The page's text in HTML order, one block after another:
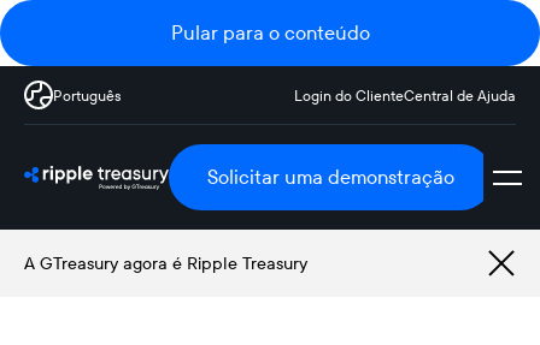
Pular para o conteúdo
Português Login do ClienteCentral de Ajuda
Solicitar uma demonstração
A GTreasury agora é Ripple Treasury